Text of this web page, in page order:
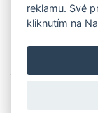
reklamu. Své
kliknutím na